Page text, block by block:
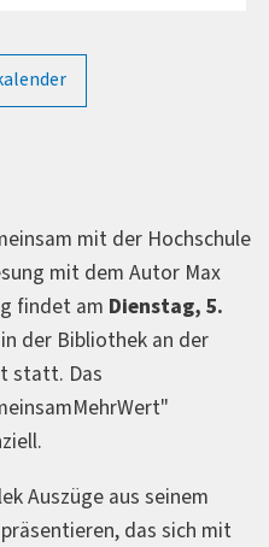
mit der Hochschule
mit dem Autor Max
findet am Dienstag, 5.
in der Bibliothek an der
statt. Das
Auszüge aus seinem
das sich mit